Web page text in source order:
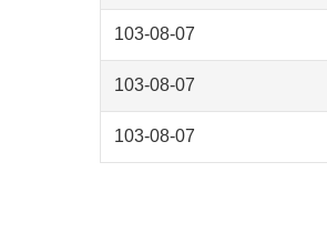
103-08-07
103-08-07
103-08-07